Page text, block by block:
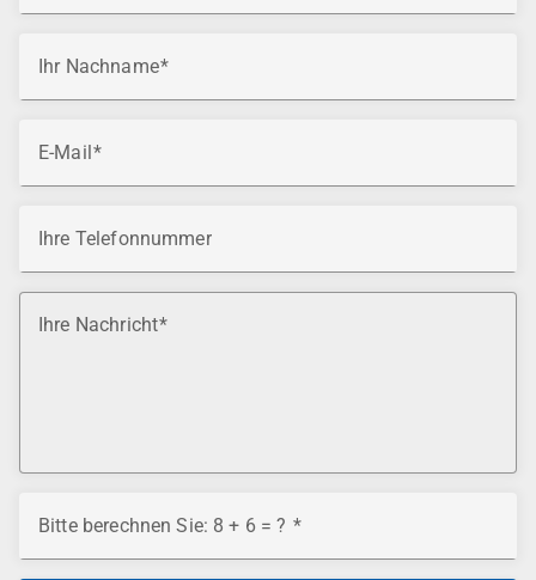
Ihr Nachname
E-Mail
Ihre Telefonnummer
Ihre Nachricht
Bitte berechnen Sie: 8 + 6 = ?